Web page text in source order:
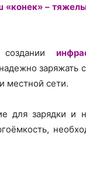
«конек» –
создании
заряжать
местной сети.
для зарядки и